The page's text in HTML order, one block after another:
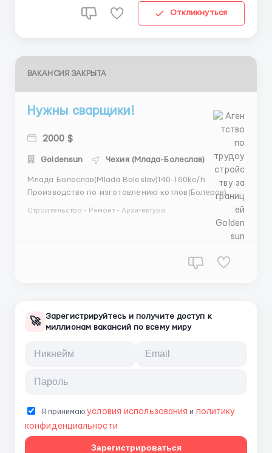
Откликнуться
ВАКАНСИЯ ЗАКРЫТА
Нужны сварщики!
2000 $
Goldensun Чехия (Млада-Болеслав)
Млада Болеслав(Mlada Boleslav)140-160kc/h
Производство по изготовлению котлов(Болеров)
Строительство - Ремонт - Архитектура
🚀 Зарегистрируйтесь и получите доступ к
миллионам вакансий по всему миру
Я принимаюусловия использования и политику
конфиденциальности
Зарегистрироваться